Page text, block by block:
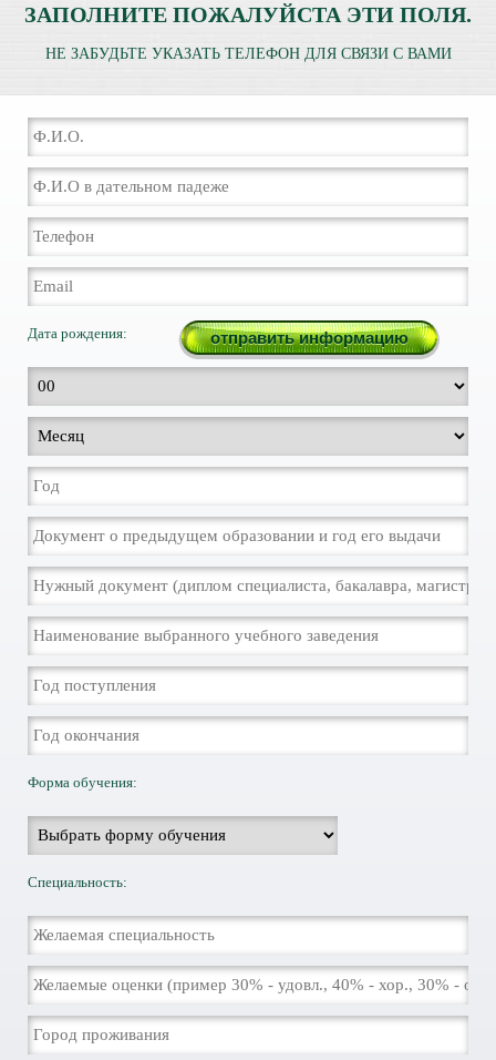
ЗАПОЛНИТЕ ПОЖАЛУЙСТА ЭТИ ПОЛЯ.
НЕ ЗАБУДЬТЕ УКАЗАТЬ ТЕЛЕФОН ДЛЯ СВЯЗИ С ВАМИ
Дата рождения:
Форма обучения:
Специальность: